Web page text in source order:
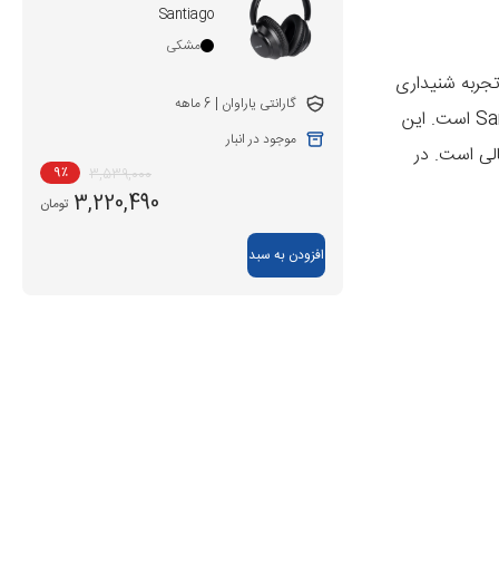
شنیداری
است. این
است. در
Santiago
مشکی
گارانتی یاراوان | 6 ماهه
موجود در انبار
3,539,000
9٪
3,220,490 تومان
افزودن به سبد